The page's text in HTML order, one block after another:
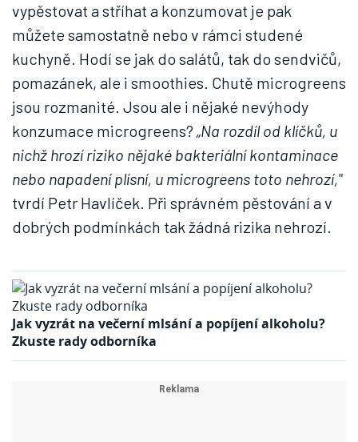
vypěstovat a stříhat a konzumovat je pak
můžete samostatně nebo v rámci studené
kuchyně. Hodí se jak do salátů, tak do sendvičů,
pomazánek, ale i smoothies. Chutě microgreens
jsou rozmanité. Jsou ale i nějaké nevýhody
konzumace microgreens? „Na rozdíl od klíčků, u
nichž hrozí riziko nějaké bakteriální kontaminace
nebo napadení plísní, u microgreens toto nehrozí,"
tvrdí Petr Havlíček. Při správném pěstování a v
dobrých podmínkách tak žádná rizika nehrozí.
Jak vyzrát na večerní mlsání a popíjení alkoholu?
Zkuste rady odborníka